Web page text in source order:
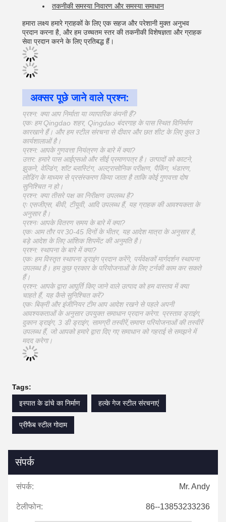
तकनीकी समस्या निवारण और समस्या समाधान
हमारा लक्ष्य हमारे ग्राहकों के लिए एक सहज और परेशानी मुक्त अनुभव
प्रदान करना है, और हम उच्चतम स्तर की तकनीकी विशेषज्ञता और ग्राहक
सेवा प्रदान करने के लिए प्रतिबद्ध हैं।
अक्सर पूछे जाने वाले प्रश्न:
प्रश्न: क्या आप निर्माता या व्यापारिक कंपनी हैं?
एकः हम Qingdao शहर, Qingdao बंदरगाह के पास स्थित विनिर्माण
कारखाने हैं। और हम स्टील संरचना से दीवार और छत शीट के लिए कुल 3
कार्यशालाओं है।
प्रश्न: आपके गुणवत्ता नियंत्रण के बारे में क्या?
उत्तर: हमारे पास आईएसओ और सीई प्रमाणपत्र है। उत्पादों को काटने,
झुकने, वेल्डिंग, शॉट ब्लास्टिंग, अल्ट्रासोनिक परीक्षण, पैकिंग, भंडारण,
लोडिंग के माध्यम से प्रसंस्करण किया जाता है ताकि कोई गुणवत्ता दोष
सुनिश्चित न हो।
प्रश्न: क्या तीसरे पक्ष का निरीक्षण उपलब्ध है?
एः एसजीएस, बीवी, टीयूवी, आदि उपलब्ध हैं, यह ग्राहक की आवश्यकता के
अनुसार है।
प्रश्नः आपके वितरण समय के बारे में क्या?
एकः आम तौर पर 30-45 दिनों के भीतर, यह आदेश मात्रा के अनुसार है,
बड़े आदेश के लिए आंशिक शिपमेंट की अनुमति है।
प्रश्न: स्थापना के बारे में क्या?
एकः हम विस्तृत स्थापना ड्राइंग प्रदान करेंगे, पर्यवेक्षकों मार्गदर्शन स्थापना
उपलब्ध है। हम कुछ प्रकार के परियोजनाओं के लिए टर्नकी काम कर सकते
हैं।
प्रश्न: आपके द्वारा आपूर्ति किए जाने वाले उत्पाद को हम वास्तव में क्या
चाहते हैं, यह कैसे सुनिश्चित करें?
एकः बिक्री और इंजीनियर टीम आप आदेश रखने से पहले अपनी
आवश्यकताओं के अनुसार उपयुक्त समाधान प्रदान करेगा. प्रस्ताव ड्राइंग,
दुकान ड्राइंग, 3 डी ड्राइंग, सामग्री तस्वीरें,समाप्त परियोजनाओं की तस्वीरें
उपलब्ध हैं, जो आपको हमारे द्वारा दिए गए समाधान को गहराई से समझने में
मदद करेगा।
Tags:
इस्पात के ढांचे का निर्माण
हल्के गेज स्टील संरचनाएं
प्रीफैब स्टील गोदाम
संपर्क
संपर्क: Mr. Andy
टेलीफोन: 86--13853233236